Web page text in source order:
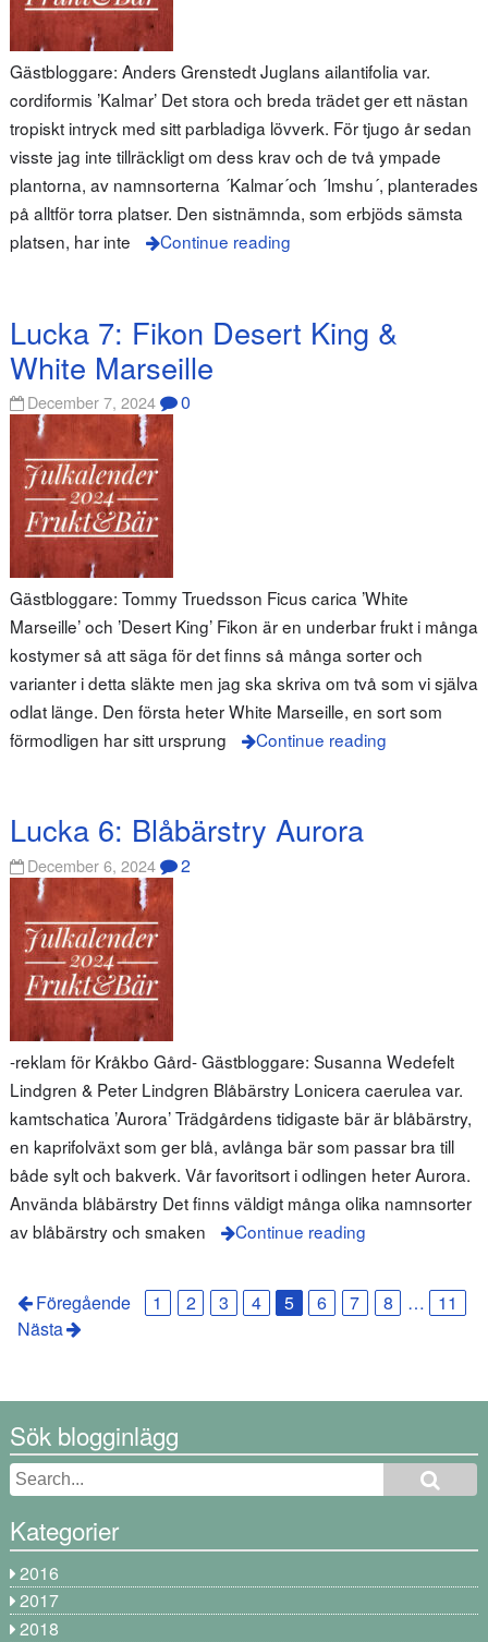
Gästbloggare: Anders Grenstedt Juglans ailantifolia var.
cordiformis ’Kalmar’ Det stora och breda trädet ger ett nästan
tropiskt intryck med sitt parbladiga lövverk. För tjugo år sedan
visste jag inte tillräckligt om dess krav och de två ympade
plantorna, av namnsorterna ´Kalmar´och ´Imshu´, planterades
på alltför torra platser. Den sistnämnda, som erbjöds sämsta
platsen, har inte
Continue reading
Lucka 7: Fikon Desert King &
White Marseille
December 7, 2024 0
Gästbloggare: Tommy Truedsson Ficus carica ’White
Marseille’ och ’Desert King’ Fikon är en underbar frukt i många
kostymer så att säga för det finns så många sorter och
varianter i detta släkte men jag ska skriva om två som vi själva
odlat länge. Den första heter White Marseille, en sort som
förmodligen har sitt ursprung
Continue reading
Lucka 6: Blåbärstry Aurora
December 6, 2024 2
-reklam för Kråkbo Gård- Gästbloggare: Susanna Wedefelt
Lindgren & Peter Lindgren Blåbärstry Lonicera caerulea var.
kamtschatica ’Aurora’ Trädgårdens tidigaste bär är blåbärstry,
en kaprifolväxt som ger blå, avlånga bär som passar bra till
både sylt och bakverk. Vår favoritsort i odlingen heter Aurora.
Använda blåbärstry Det finns väldigt många olika namnsorter
av blåbärstry och smaken
Continue reading
Föregående 1 2 3 4 5 6 7 8 …
11
Nästa
Sök blogginlägg
Kategorier
2016
2017
2018